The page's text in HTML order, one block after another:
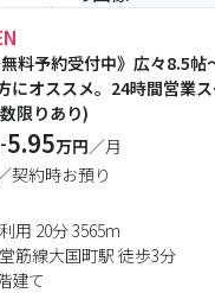
#空室待ち
無料予約受付中》広々8.5
にオススメ。24時間営業
限りあり)
-5.95万円／月
契約時お預り
用 20分 3565m
筋線大国町駅 徒歩3分
建て